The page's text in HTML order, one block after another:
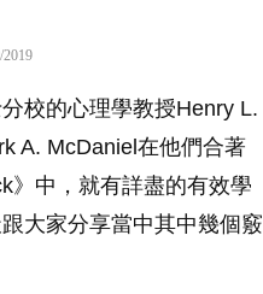
2019
校的心理學教授Henry L.
A. McDaniel在他們合著
》中，就有詳盡的有效學
大家分享當中其中幾個竅